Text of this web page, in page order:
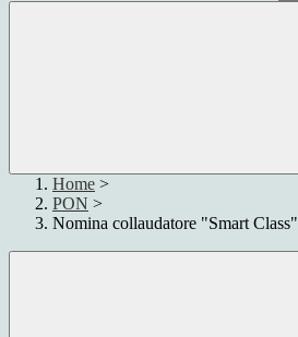
Home >
PON >
Nomina collaudatore "Smart Class"